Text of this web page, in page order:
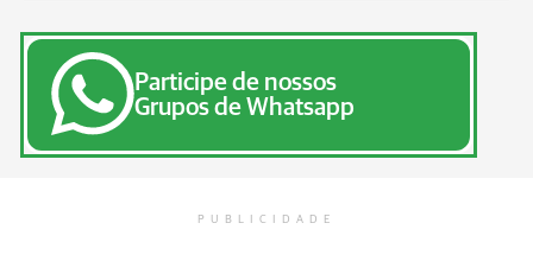
Participe de nossos
Grupos de Whatsapp
PUBLICIDADE